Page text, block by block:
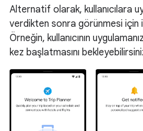
Alternatif olarak, kullanıcılara
verdikten sonra görünmesi için
Örneğin, kullanıcının
kez başlatmasını